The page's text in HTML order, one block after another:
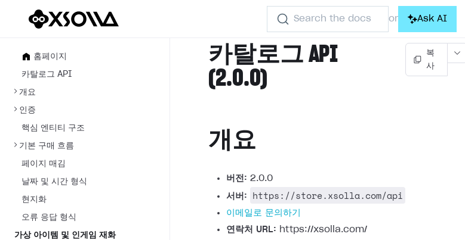
Search the docs or Ask AI
홈페이지
카탈로그 API
개요
인증
핵심 엔티티 구조
기본 구매 흐름
페이지 매김
날짜 및 시간 형식
현지화
오류 응답 형식
가상 아이템 및 인게임 재화
카탈로그 API
(2.0.0)
복
사
개요
버전: 2.0.0
서버:
https://store.xsolla.com/api
이메일로 문의하기
연락처 URL: https://xsolla.com/